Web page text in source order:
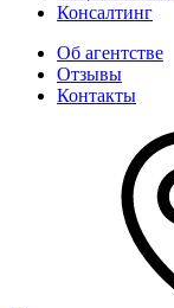
Консалтинг
Об агентстве
Отзывы
Контакты